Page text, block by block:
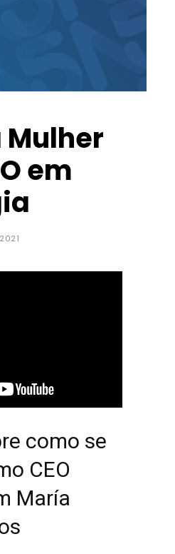
Mulher
em
como se
CEO
María